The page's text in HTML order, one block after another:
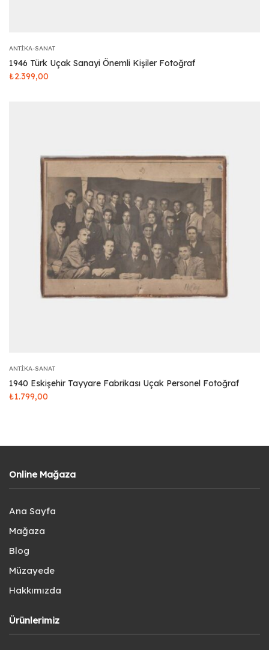
ANTIKA-SANAT
1946 Türk Uçak Sanayi Önemli Kişiler Fotoğraf
₺2.399,00
ANTIKA-SANAT
1940 Eskişehir Tayyare Fabrikası Uçak Personel Fotoğraf
₺1.799,00
Online Mağaza
Ana Sayfa
Mağaza
Blog
Müzayede
Hakkımızda
Ürünlerimiz